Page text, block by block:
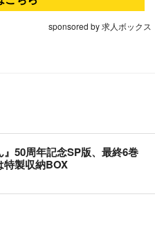
sponsored by 求人ボックス
』50周年記念SP版、最終6巻
製収納BOX